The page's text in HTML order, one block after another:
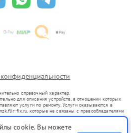
справочный характер.
для описания устройств, в отношении которых
услуги по ремонту. Услуги оказываются в
fix.ru, которые не связаны с правообладателями
введенных в гражданский оборот в соответствии
cookie. Вы можете